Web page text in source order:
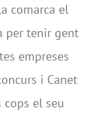
comarca el
per tenir gent
empreses
i Canet
el seu